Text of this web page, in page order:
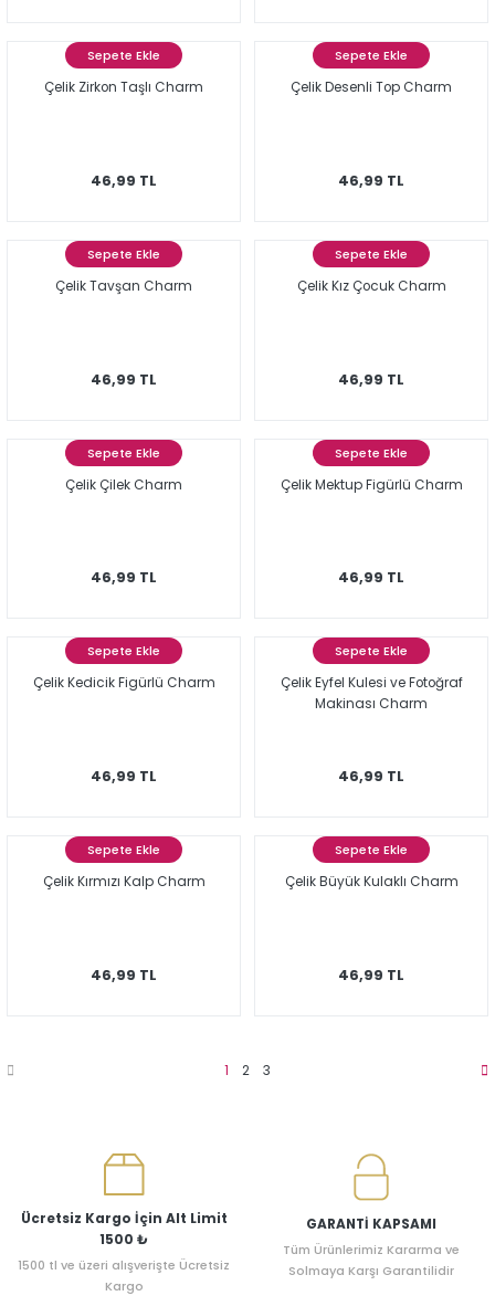
Sepete Ekle
Çelik Zirkon Taşlı Charm
46,99 TL
Sepete Ekle
Çelik Desenli Top Charm
46,99 TL
Sepete Ekle
Çelik Tavşan Charm
46,99 TL
Sepete Ekle
Çelik Kız Çocuk Charm
46,99 TL
Sepete Ekle
Çelik Çilek Charm
46,99 TL
Sepete Ekle
Çelik Mektup Figürlü Charm
46,99 TL
Sepete Ekle
Çelik Kedicik Figürlü Charm
46,99 TL
Sepete Ekle
Çelik Eyfel Kulesi ve Fotoğraf
Makinası Charm
46,99 TL
Sepete Ekle
Çelik Kırmızı Kalp Charm
46,99 TL
Sepete Ekle
Çelik Büyük Kulaklı Charm
46,99 TL
1 2 3
Ücretsiz Kargo İçin Alt Limit
1500 ₺
1500 tl ve üzeri alışverişte Ücretsiz
Kargo
GARANTİ KAPSAMI
Tüm Ürünlerimiz Kararma ve
Solmaya Karşı Garantilidir